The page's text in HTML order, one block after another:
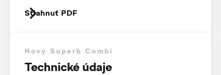
Stiahnuť PDF
Nový Superb Combi
Technické údaje